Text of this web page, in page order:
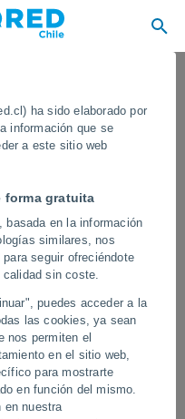
ha sido elaborado por
información que se
a este sitio web
forma gratuita
basada en la información
similares, nos
seguir ofreciéndote
sin coste.
puedes acceder a la
las cookies, ya sean
nos permiten el
en el sitio web,
para mostrarte
en función del mismo.
en nuestra
provoca el
México
produjo más de un tornado
poco poblada allí donde